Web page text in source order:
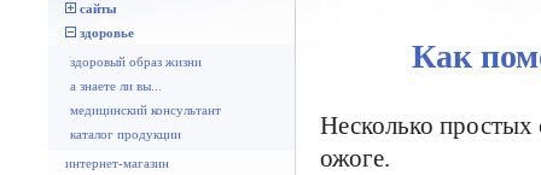
Как
Несколько простых
ожоге.
сайты
здоровье
здоровый образ жизни
а знаете ли вы...
медицинский консультант
каталог продукции
интернет-магазин